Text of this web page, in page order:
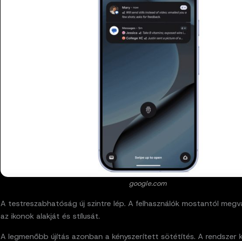
google.com
A testreszabhatóság új szintre lép. A felhasználók mostantól
az ikonok alakját és stílusát.
A legmenőbb újítás azonban a kényszerített sötétítés. A rendszer